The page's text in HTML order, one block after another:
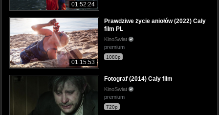
01:52:24
01:15:53
Prawdziwe życie aniołów (2022) Cały
film PL
KinoSwiat
premium
1080p
Fotograf (2014) Cały film
KinoSwiat
premium
720p